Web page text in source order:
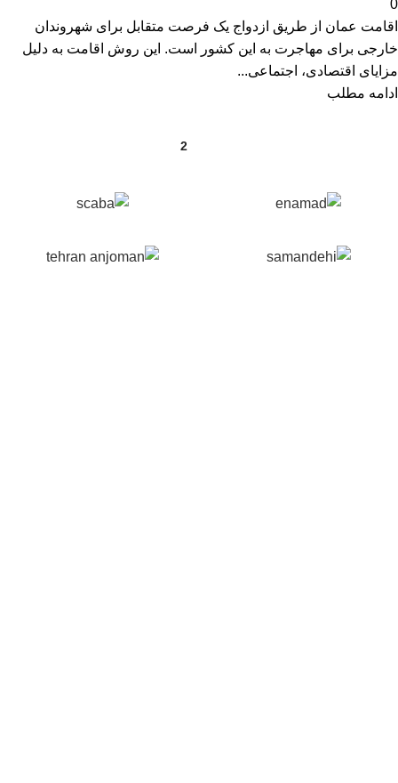
0
اقامت عمان از طریق ازدواج یک فرصت متقابل برای شهروندان
خارجی برای مهاجرت به این کشور است. این روش اقامت به دلیل
مزایای اقتصادی، اجتماعی...
ادامه مطلب
2